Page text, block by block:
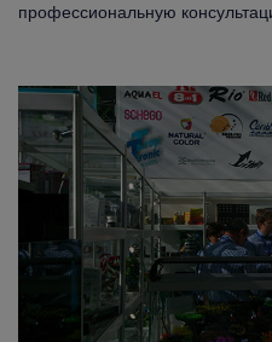
профессиональную